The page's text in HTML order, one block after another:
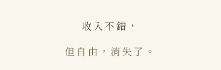
收入不錯，
但自由，消失了。